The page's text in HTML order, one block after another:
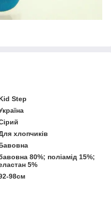
Step
хлопчиків
80%; поліамід 15%;
5%
98см